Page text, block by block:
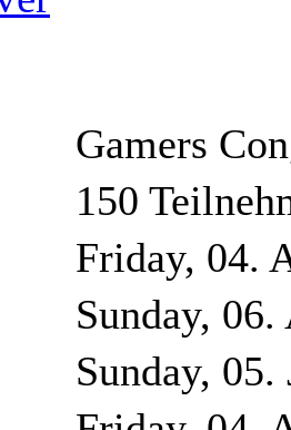
Gamers
150
Friday, 04.
Sunday,
Sunday,